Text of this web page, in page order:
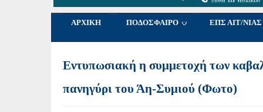
ΑΡΧΙΚΗ ΠΟΔΟΣΦΑΙΡΟ ΕΠΣ ΑΙΤ/ΝΙΑΣ
Εντυπωσιακή η συμμετοχή των
πανηγύρι του Άη-Συμιού (Φωτο)